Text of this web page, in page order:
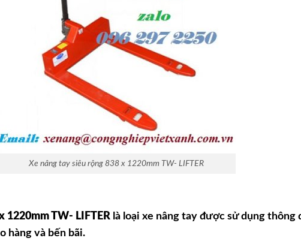
Xe nâng tay siêu rộng 838 x 1220mm TW- LIFTER
1220mm TW- LIFTER là loại xe nâng tay được sử dụng
hàng và bến bãi.